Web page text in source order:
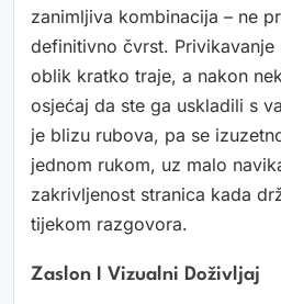
zanimljiva kombinacija – ne
definitivno čvrst. Privikavanje
oblik kratko traje, a nakon
osjećaj da ste ga uskladili s
je blizu rubova, pa se
jednom rukom, uz malo
zakrivljenost stranica kada
tijekom razgovora.
Zaslon I Vizualni Doživljaj